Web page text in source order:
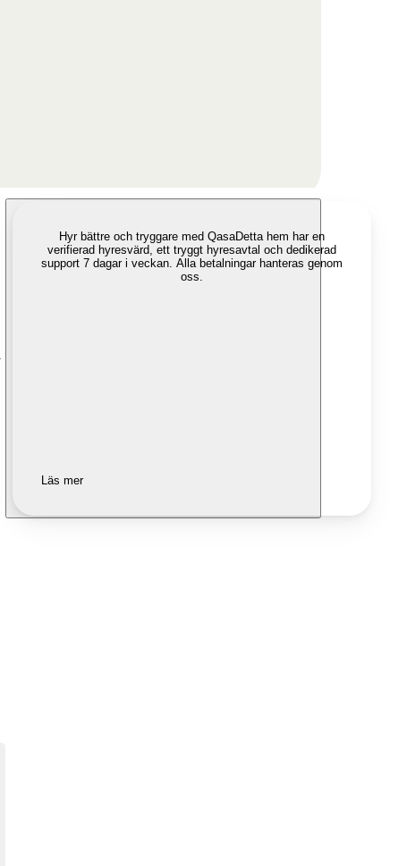
Hyr bättre och tryggare med QasaDetta hem har en
verifierad hyresvärd, ett tryggt hyresavtal och dedikerad
support 7 dagar i veckan. Alla betalningar hanteras genom
oss.
Läs mer